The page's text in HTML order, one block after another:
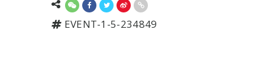
EVENT-1-5-234849